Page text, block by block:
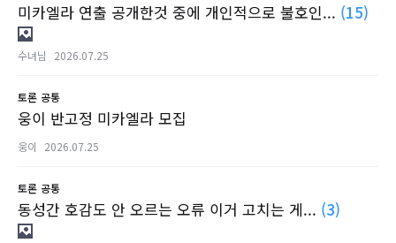
미카엘라 연출 공개한것 중에 개인적으로 불호인... (15)
수녀님 2026.07.25
토론 공통
웅이 반고정 미카엘라 모집
웅이 2026.07.25
토론 공통
동성간 호감도 안 오르는 오류 이거 고치는 게... (3)